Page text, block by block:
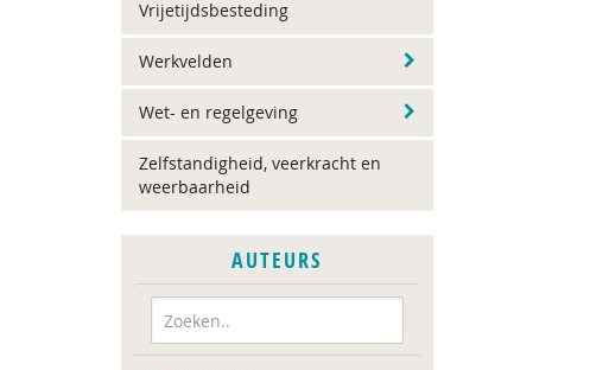
Vrijetijdsbesteding
Werkvelden
Wet- en regelgeving
Zelfstandigheid, veerkracht en
weerbaarheid
AUTEURS